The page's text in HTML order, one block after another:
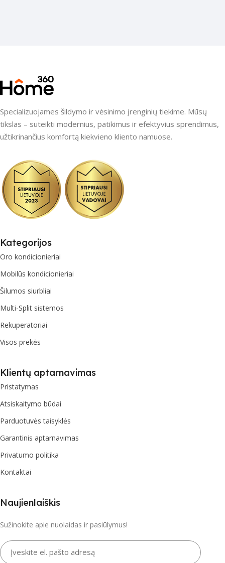
Specializuojames šildymo ir vėsinimo įrenginių tiekime. Mūsų
tikslas – suteikti modernius, patikimus ir efektyvius sprendimus,
užtikrinančius komfortą kiekvieno kliento namuose.
Kategorijos
Oro kondicionieriai
Mobilūs kondicionieriai
Šilumos siurbliai
Multi-Split sistemos
Rekuperatoriai
Visos prekės
Klientų aptarnavimas
Pristatymas
Atsiskaitymo būdai
Parduotuvės taisyklės
Garantinis aptarnavimas
Privatumo politika
Kontaktai
Naujienlaiškis
Sužinokite apie nuolaidas ir pasiūlymus!
Įveskite el. pašto adresą